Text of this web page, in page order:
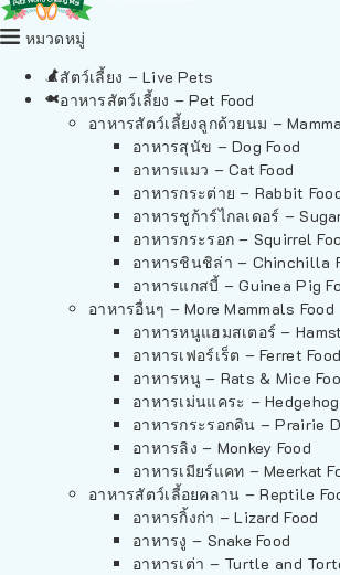
หมวดหมู่
สัตว์เลี้ยง – Live Pets
อาหารสัตว์เลี้ยง – Pet Food
อาหารสัตว์เลี้ยงลูกด้วยนม –
อาหารสุนัข – Dog Food
อาหารแมว – Cat Food
อาหารกระต่าย – Rabbit
อาหารชูก้าร์ไกลเดอร์ –
อาหารกระรอก – Squirrel
อาหารชินชิล่า – Chinchilla
อาหารแกสบี้ – Guinea Pig
อาหารอื่นๆ – More Mammals Food
อาหารหนูแฮมสเตอร์ –
อาหารเฟอร์เร็ต – Ferret Food
อาหารหนู – Rats & Mice
อาหารเม่นแคระ – Hedgehog
อาหารกระรอกดิน – Prairie
อาหารลิง – Monkey Food
อาหารเมียร์แคท – Meerkat
อาหารสัตว์เลี้อยคลาน – Reptile
อาหารกิ้งก่า – Lizard Food
อาหารงู – Snake Food
อาหารเต่า – Turtle and